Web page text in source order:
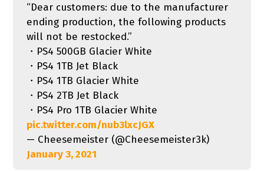
“Dear customers: due to the manufacturer
ending production, the following products
will not be restocked.”
・PS4 500GB Glacier White
・PS4 1TB Jet Black
・PS4 1TB Glacier White
・PS4 2TB Jet Black
・PS4 Pro 1TB Glacier White
pic.twitter.com/nub3lxcJGX
— Cheesemeister (@Cheesemeister3k)
January 3, 2021